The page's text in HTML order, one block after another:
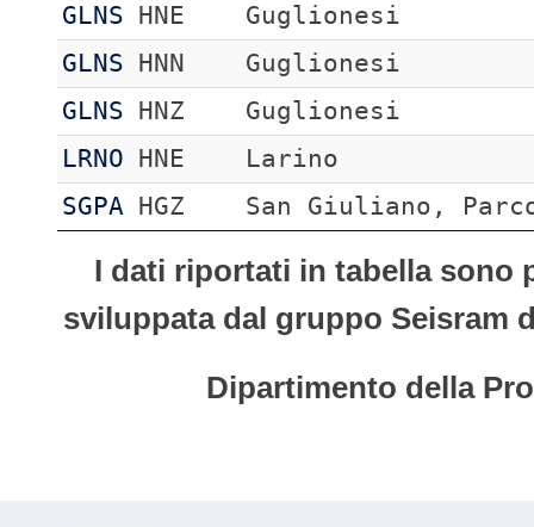
GLNS
HNE
Guglionesi
GLNS
HNN
Guglionesi
GLNS
HNZ
Guglionesi
LRNO
HNE
Larino
SGPA
HGZ San Giuliano,
I dati riportati in tabella sono
sviluppata dal gruppo Seisram
Dipartimento della